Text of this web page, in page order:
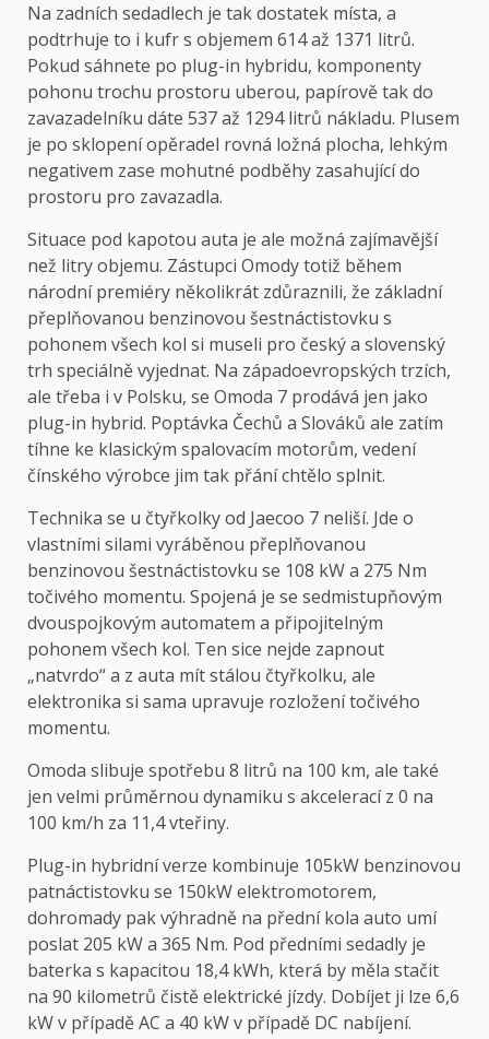
Na zadních sedadlech je tak dostatek místa, a
podtrhuje to i kufr s objemem 614 až 1371 litrů.
Pokud sáhnete po plug-in hybridu, komponenty
pohonu trochu prostoru uberou, papírově tak do
zavazadelníku dáte 537 až 1294 litrů nákladu. Plusem
je po sklopení opěradel rovná ložná plocha, lehkým
negativem zase mohutné podběhy zasahující do
prostoru pro zavazadla.
Situace pod kapotou auta je ale možná zajímavější
než litry objemu. Zástupci Omody totiž během
národní premiéry několikrát zdůraznili, že základní
přeplňovanou benzinovou šestnáctistovku s
pohonem všech kol si museli pro český a slovenský
trh speciálně vyjednat. Na západoevropských trzích,
ale třeba i v Polsku, se Omoda 7 prodává jen jako
plug-in hybrid. Poptávka Čechů a Slováků ale zatím
tíhne ke klasickým spalovacím motorům, vedení
čínského výrobce jim tak přání chtělo splnit.
Technika se u čtyřkolky od Jaecoo 7 neliší. Jde o
vlastními silami vyráběnou přeplňovanou
benzinovou šestnáctistovku se 108 kW a 275 Nm
točivého momentu. Spojená je se sedmistupňovým
dvouspojkovým automatem a připojitelným
pohonem všech kol. Ten sice nejde zapnout
„natvrdo“ a z auta mít stálou čtyřkolku, ale
elektronika si sama upravuje rozložení točivého
momentu.
Omoda slibuje spotřebu 8 litrů na 100 km, ale také
jen velmi průměrnou dynamiku s akcelerací z 0 na
100 km/h za 11,4 vteřiny.
Plug-in hybridní verze kombinuje 105kW benzinovou
patnáctistovku se 150kW elektromotorem,
dohromady pak výhradně na přední kola auto umí
poslat 205 kW a 365 Nm. Pod předními sedadly je
baterka s kapacitou 18,4 kWh, která by měla stačit
na 90 kilometrů čistě elektrické jízdy. Dobíjet ji lze 6,6
kW v případě AC a 40 kW v případě DC nabíjení.